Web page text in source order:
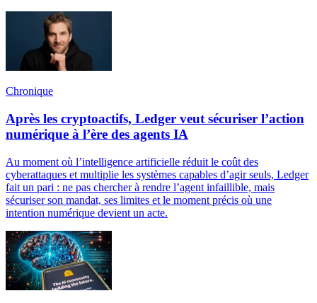
Chronique
Après les cryptoactifs, Ledger veut sécuriser l’action
numérique à l’ère des agents IA
Au moment où l’intelligence artificielle réduit le coût des
cyberattaques et multiplie les systèmes capables d’agir seuls, Ledger
fait un pari : ne pas chercher à rendre l’agent infaillible, mais
sécuriser son mandat, ses limites et le moment précis où une
intention numérique devient un acte.